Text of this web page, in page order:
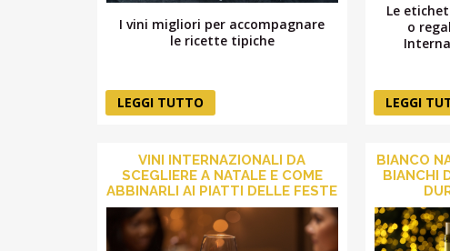
I vini migliori per accompagnare
le ricette tipiche
LEGGI TUTTO
Le
o
LEGGI
VINI INTERNAZIONALI DA
SCEGLIERE A NATALE E COME
ABBINARLI AI PIATTI DELLE FESTE
BIANCO
BIANCHI